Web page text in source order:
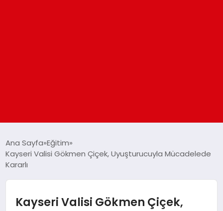
GÜNDEM
DÜNYA
Ana Sayfa Eğitim
Kayseri Valisi Gökmen Çiçek, Uyuşturucuyla Mücadelede
Kararlı
Kayseri Valisi Gökmen Çiçek,